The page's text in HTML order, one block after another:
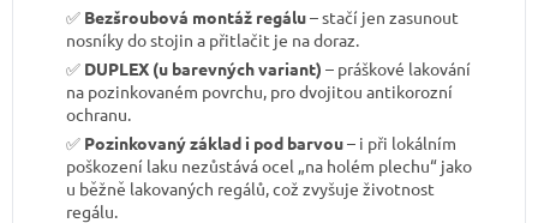
✅ Bezšroubová montáž regálu– stačí jen zasunout
nosníky do stojin a přitlačit je na doraz.
✅ DUPLEX (u barevných variant) – práškové lakování
na pozinkovaném povrchu, pro dvojitou antikorozní
ochranu.
✅ Pozinkovaný základ i pod barvou– i při lokálním
poškození laku nezůstává ocel „na holém plechu“ jako
u běžně lakovaných regálů, což zvyšuje životnost
regálu.